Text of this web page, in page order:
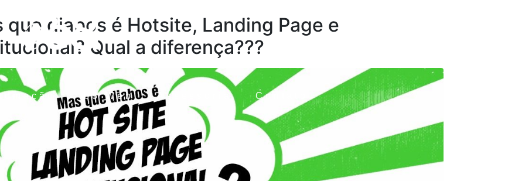
ib8 Web Assessoria Contato
que diabos é Hotsite, Landing Page e
Qual a diferença???